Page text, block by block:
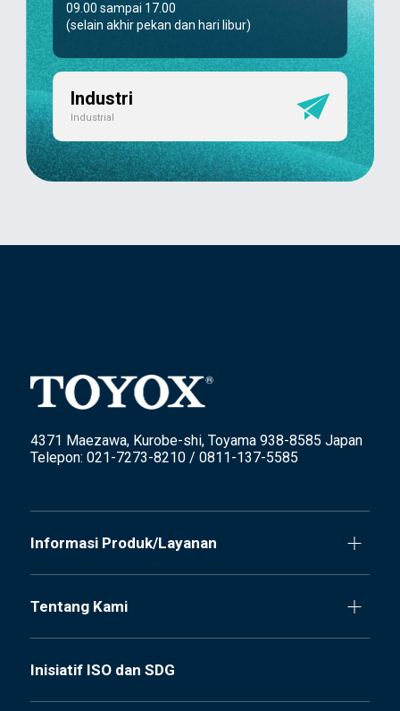
09.00 sampai 17.00
(selain akhir pekan dan hari libur)
Industri
Industrial
4371 Maezawa, Kurobe-shi, Toyama 938-8585 Japan
Telepon: 021-7273-8210 / 0811-137-5585
Informasi Produk/Layanan
Tentang Kami
Inisiatif ISO dan SDG